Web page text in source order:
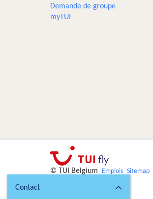
Demande de groupe
myTUI
© TUI Belgium Emplois Sitemap
Contact